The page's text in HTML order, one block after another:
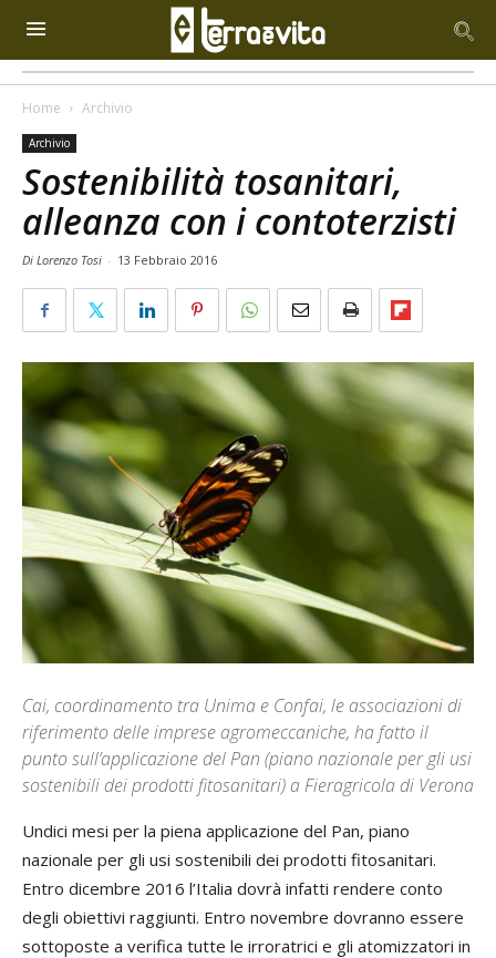
Home Archivio
Archivio
Sostenibilità fitosanitari,
alleanza con i contoterzisti
Di Lorenzo Tosi - 13 Febbraio 2016
Cai, coordinamento tra Unima e Confai, le associazioni di
riferimento delle imprese agromeccaniche, ha fatto il
punto sull’applicazione del Pan (piano nazionale per gli usi
sostenibili dei prodotti fitosanitari) a Fieragricola di Verona
Undici mesi per la piena applicazione del Pan, piano
nazionale per gli usi sostenibili dei prodotti fitosanitari.
Entro dicembre 2016 l’Italia dovrà infatti rendere conto
degli obiettivi raggiunti. Entro novembre dovranno essere
sottoposte a verifica tutte le irroratrici e gli atomizzatori in